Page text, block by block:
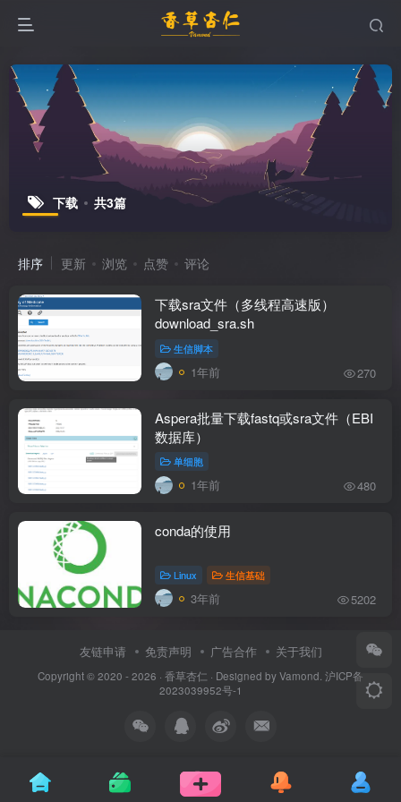
下载 共3篇
排序 更新 浏览 点赞 评论
下载sra文件（多线程高速版）
download_sra.sh
生信脚本
1年前 270
Aspera批量下载fastq或sra文件（EBI
数据库）
单细胞
1年前 480
conda的使用
Linux 生信基础
3年前 5202
友链申请 免责声明 广告合作 关于我们
Copyright © 2020 - 2026 · 香草杏仁 · Designed byVamond 沪ICP备
2023039952号-1